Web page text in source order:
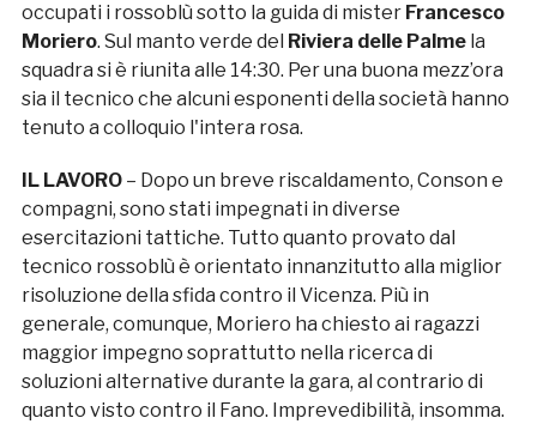
occupati i rossoblù sotto la guida di mister Francesco
Moriero. Sul manto verde del Riviera delle Palmela
squadra si è riunita alle 14:30. Per una buona mezz’ora
sia il tecnico che alcuni esponenti della società hanno
tenuto a colloquio l'intera rosa.
IL LAVORO – Dopo un breve riscaldamento, Conson e
compagni, sono stati impegnati in diverse
esercitazioni tattiche. Tutto quanto provato dal
tecnico rossoblù è orientato innanzitutto alla miglior
risoluzione della sfida contro il Vicenza. Più in
generale, comunque, Moriero ha chiesto ai ragazzi
maggior impegno soprattutto nella ricerca di
soluzioni alternative durante la gara, al contrario di
quanto visto contro il Fano. Imprevedibilità, insomma.